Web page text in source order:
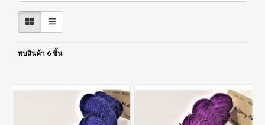
พบสินค้า 6 ชิ้น